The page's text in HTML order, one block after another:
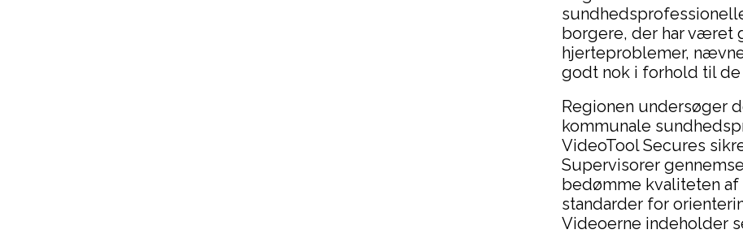
borgere, der har været
hjerteproblemer,
godt nok i forhold til
Regionen undersøger
kommunale
VideoTool Secures
Supervisorer
bedømme kvaliteten
standarder for
Videoerne indeholder